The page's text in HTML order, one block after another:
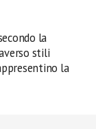
la
stili
la